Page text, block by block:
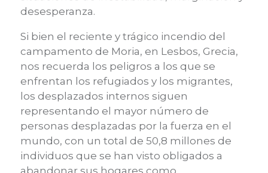
desesperanza.
Si bien el reciente y trágico incendio del
campamento de Moria, en Lesbos, Grecia,
nos recuerda los peligros a los que se
enfrentan los refugiados y los migrantes,
los desplazados internos siguen
representando el mayor número de
personas desplazadas por la fuerza en el
mundo, con un total de 50,8 millones de
individuos que se han visto obligados a
abandonar sus hogares como